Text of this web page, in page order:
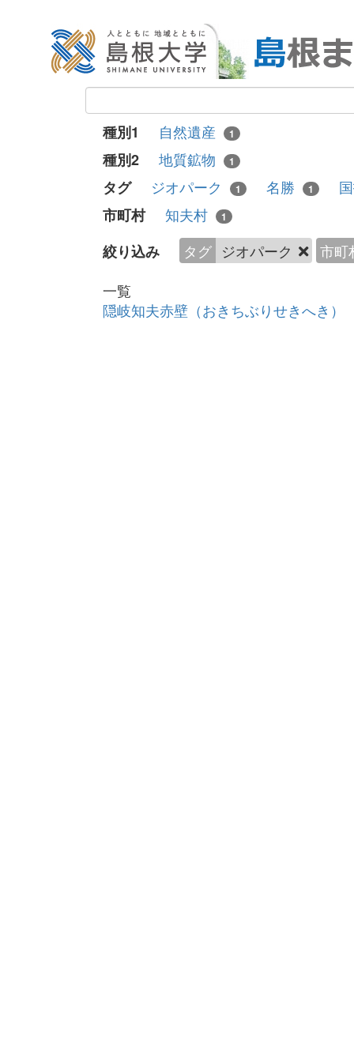
種別1 自然遺産 1
種別2 地質鉱物 1
タグ ジオパーク 1 名勝 1
市町村
知夫村 1
絞り込み タグ ジオパーク
市町
一覧
隠岐知夫赤壁（おきちぶりせきへき）